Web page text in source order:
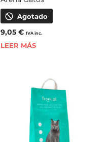
Agotado
9,05 € IVA inc.
LEER MÁS